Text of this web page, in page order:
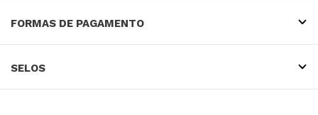
FORMAS DE PAGAMENTO
SELOS